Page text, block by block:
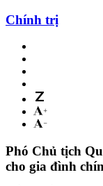
Chính trị
Phó Chủ tịch
cho gia đình